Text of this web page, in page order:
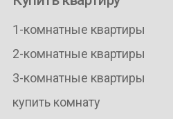
1-комнатные квартиры
2-комнатные квартиры
3-комнатные квартиры
купить комнату